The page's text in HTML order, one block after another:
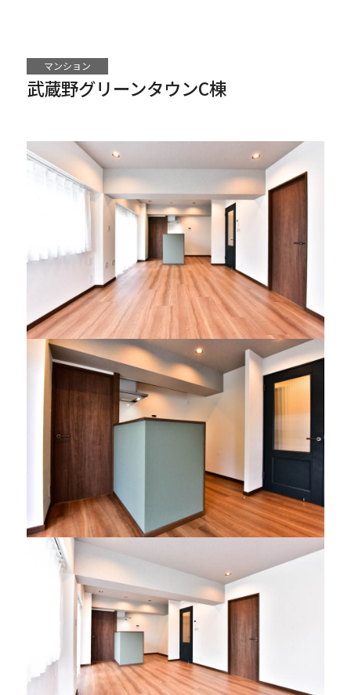
マンション
武蔵野グリーンタウンC棟